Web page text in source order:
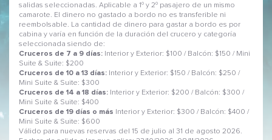
salidas seleccionadas. Aplicable a 1º y 2º pasajero de un mismo
camarote. El dinero no gastado a bordo no es transferible ni
reembolsable. La cantidad de dinero para gastar a bordo es por
cabina y varía en función de la duración del crucero y categoría
seleccionada siendo de:
Cruceros de 7 a 9 días: Interior y Exterior: $100 / Balcón: $150 / Mini
Suite & Suite: $200
Cruceros de 10 a 13 días: Interior y Exterior: $150 / Balcón: $250 /
Mini Suite & Suite: $300
Cruceros de 14 a 18 días: Interior y Exterior: $200 / Balcón: $300 /
Mini Suite & Suite: $400
Cruceros de 19 días o más
Interior y Exterior: $300 / Balcón: $400 /
Mini Suite & Suite: $600
Válido para nuevas reservas del 15 de julio al 31 de agosto 2026.